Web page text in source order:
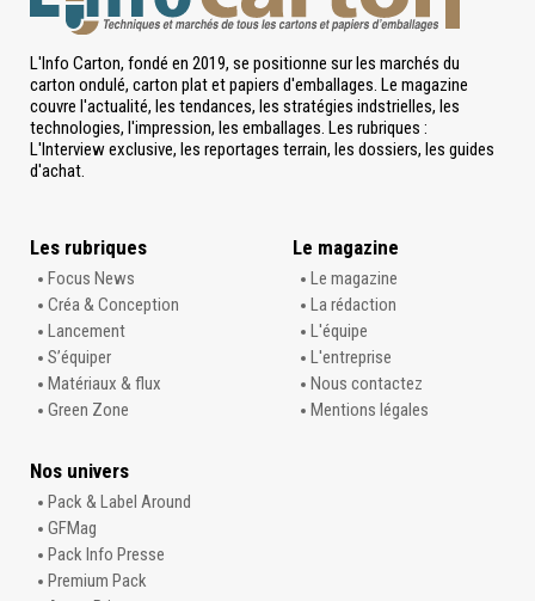
L'Info Carton, fondé en 2019, se positionne sur les marchés du
carton ondulé, carton plat et papiers d'emballages. Le magazine
couvre l'actualité, les tendances, les stratégies indstrielles, les
technologies, l'impression, les emballages. Les rubriques :
L'Interview exclusive, les reportages terrain, les dossiers, les guides
d'achat.
Les rubriques
Focus News
Créa & Conception
Lancement
S’équiper
Matériaux & flux
Green Zone
Le magazine
Le magazine
La rédaction
L'équipe
L'entreprise
Nous contactez
Mentions légales
Nos univers
Pack & Label Around
GFMag
Pack Info Presse
Premium Pack